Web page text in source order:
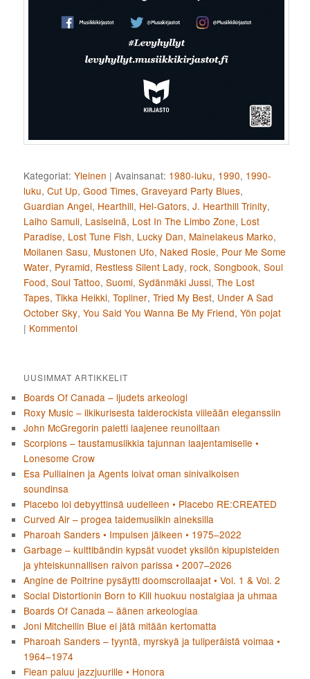
Kategoriat: Yleinen |Avainsanat: 1980-luku, 1990, 1990-
luku,Cut Up,Good Times,Graveyard Party Blues,
Guardian Angel, Hearthill, Hel-Gators,J. Hearthill Trinity,
Laiho Samuli, Lasiseinä, Lost In The Limbo Zone, Lost
Paradise, Lost Tune Fish, Lucky Dan, Mainelakeus Marko,
Moilanen Sasu, Mustonen Ufo, Naked Rosie, Pour Me Some
Water, Pyramid, Restless Silent Lady, rock,Songbook,Soul
Food,Soul Tattoo,Suomi,Sydänmäki Jussi,The Lost
Tapes,Tikka Heikki,Topliner,Tried My Best, Under A Sad
October Sky,You Said You Wanna Be My Friend,Yön pojat
| Kommentoi
UUSIMMAT ARTIKKELIT
Boards Of Canada – ljudets arkeologi
Roxy Music – ilkikurisesta taiderockista viileään eleganssiin
John McGregorin paletti laajenee reunoiltaan
Scorpions – taustamusiikkia tajunnan laajentamiselle •
Lonesome Crow
Esa Pulliainen ja Agents loivat oman sinivalkoisen
soundinsa
Placebo loi debyyttinsä uudelleen • Placebo RE:CREATED
Curved Air – progea taidemusiikin aineksilla
Pharoah Sanders • Impulsen jälkeen • 1975–2022
Garbage – kulttibändin kypsät vuodet yksilön kipupisteiden
ja yhteiskunnallisen raivon parissa • 2007–2026
Angine de Poitrine pysäytti doomscrollaajat • Vol. 1 & Vol. 2
Social Distortionin Born to Kill huokuu nostalgiaa ja uhmaa
Boards Of Canada – äänen arkeologiaa
Joni Mitchellin Blue ei jätä mitään kertomatta
Pharoah Sanders – tyyntä, myrskyä ja tuliperäistä voimaa •
1964–1974
Flean paluu jazzjuurille • Honora